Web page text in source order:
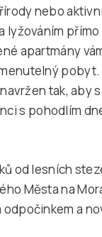
nebo
lyžováním
apartmány
pobyt.
tak, aby
s pohodlím
od lesních
Města na
odpočinkem a